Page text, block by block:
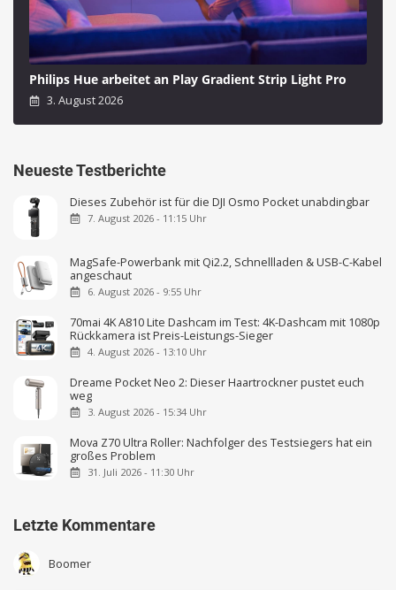
Philips Hue arbeitet an Play Gradient Strip Light Pro
3. August 2026
Neueste Testberichte
Dieses Zubehör ist für die DJI Osmo Pocket unabdingbar
7. August 2026 - 11:15 Uhr
MagSafe-Powerbank mit Qi2.2, Schnellladen & USB-C-Kabel
angeschaut
6. August 2026 - 9:55 Uhr
70mai 4K A810 Lite Dashcam im Test: 4K-Dashcam mit 1080p
Rückkamera ist Preis-Leistungs-Sieger
4. August 2026 - 13:10 Uhr
Dreame Pocket Neo 2: Dieser Haartrockner pustet euch
weg
3. August 2026 - 15:34 Uhr
Mova Z70 Ultra Roller: Nachfolger des Testsiegers hat ein
großes Problem
31. Juli 2026 - 11:30 Uhr
Letzte Kommentare
Boomer